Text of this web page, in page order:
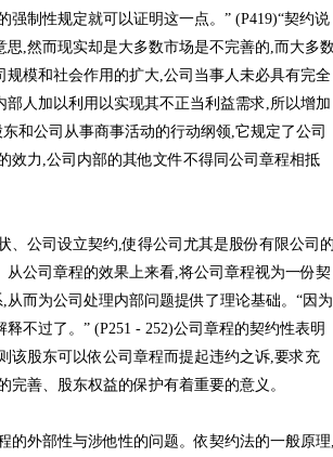
制性规定就可以证明这一点。” (P419)“契约说
,然而现实却是大多数市场是不完善的,而大多
模和社会作用的扩大,公司当事人未必具有完全
人加以利用以实现其不正当利益需求,所以增加
和公司从事商事活动的行动纲领,它规定了公司
效力,公司内部的其他文件不得同公司章程相抵
、公司设立契约,使得公司尤其是股份有限公司
公司章程的效果上来看,将公司章程视为一份契
而为公司处理内部问题提供了理论基础。“因为
不过了。” (P251 - 252)公司章程的契约性表明
该股东可以依公司章程而提起违约之诉,要求充
完善、股东权益的保护有着重要的意义。
的外部性与涉他性的问题。依契约法的一般原理